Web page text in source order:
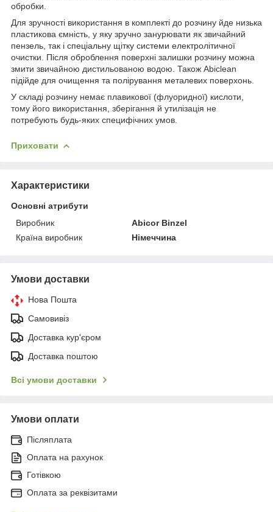
обробки.
Для зручності використання в комплекті до розчину йде низька
пластикова ємність, у яку зручно занурювати як звичайний
пензель, так і спеціальну щітку системи електролітичної
очистки. Після оброблення поверхні залишки розчину можна
змити звичайною дистильованою водою. Також Abiclean
підійде для очищення та полірування металевих поверхонь.
У складі розчину немає плавикової (флуоридної) кислоти,
тому його використання, зберігання й утилізація не
потребують будь-яких специфічних умов.
Приховати
Характеристики
Основні атрибути
Виробник
Abicor Binzel
Країна виробник
Німеччина
Умови доставки
Нова Пошта
Самовивіз
Доставка кур'єром
Доставка поштою
Всі умови доставки
Умови оплати
Післяплата
Оплата на рахунок
Готівкою
Оплата за реквізитами